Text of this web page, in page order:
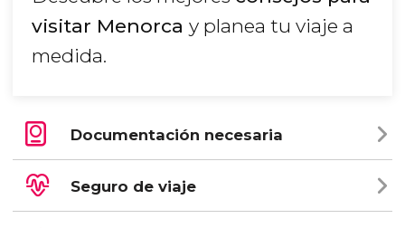
visitar Menorca y planea tu viaje a
medida.
Documentación necesaria
Seguro de viaje